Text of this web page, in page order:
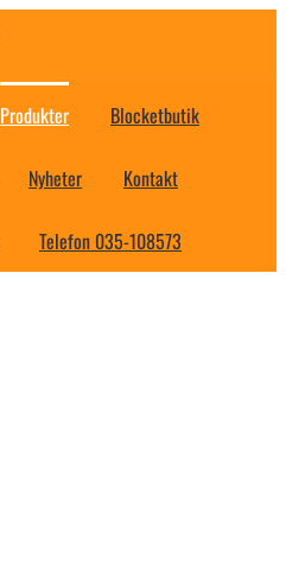
Produkter Blocketbutik
Nyheter Kontakt
Telefon 035-108573